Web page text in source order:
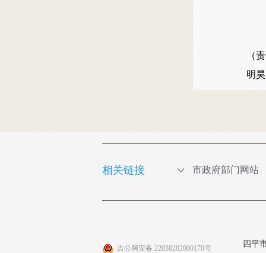
（
明
相关链接 市政府部门网站
吉公网安备 22030202000170号 四平